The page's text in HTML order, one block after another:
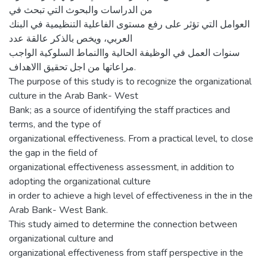
من الدراسات والبحوث التي تبحث في
العوامل التي تؤثر على رفع مستوى الفاعلية التنظيمية في البنك
العربي، ويخص بالذكر عالقة عدد
سنوات العمل في الوظيفة الحالية واالنماط السلوكية الواجب
مراعاتها من اجل تحقيق االاهداف.
The purpose of this study is to recognize the organizational
culture in the Arab Bank- West
Bank; as a source of identifying the staff practices and
terms, and the type of
organizational effectiveness. From a practical level, to close
the gap in the field of
organizational effectiveness assessment, in addition to
adopting the organizational culture
in order to achieve a high level of effectiveness in the in the
Arab Bank- West Bank.
This study aimed to determine the connection between
organizational culture and
organizational effectiveness from staff perspective in the